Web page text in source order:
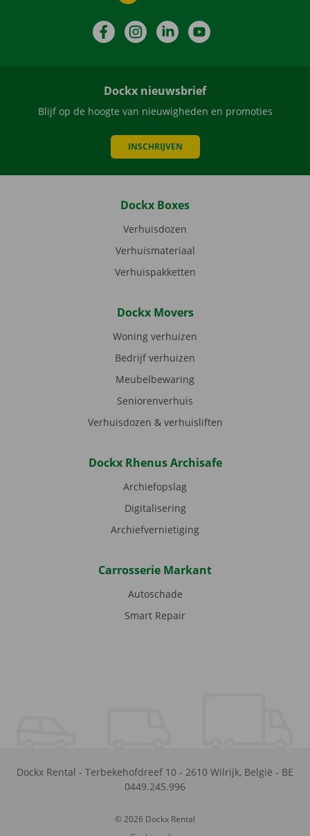
FacebookInstagramLinkedIn
Dockx nieuwsbrief
Blijf op de hoogte van nieuwigheden en promoties
INSCHRIJVEN
Dockx Boxes
Verhuisdozen
Verhuismateriaal
Verhuispakketten
Dockx Movers
Woning verhuizen
Bedrijf verhuizen
Meubelbewaring
Seniorenverhuis
Verhuisdozen & verhuisliften
Dockx Rhenus Archisafe
Archiefopslag
Digitalisering
Archiefvernietiging
Carrosserie Markant
Autoschade
Smart Repair
Dockx Rental - Terbekehofdreef 10 - 2610 Wilrijk, België - BE
0449.245.996
© 2026 Dockx Rental